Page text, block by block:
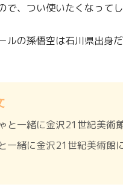
で、つい使いたくなってし
ルの孫悟空は石川県出身
と一緒に金沢21世紀美術
一緒に金沢21世紀美術館